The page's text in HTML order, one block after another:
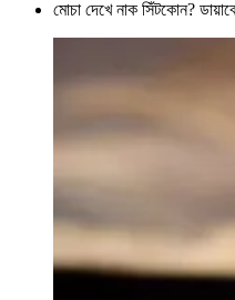
মোচা দেখে নাক সিঁটকোন?